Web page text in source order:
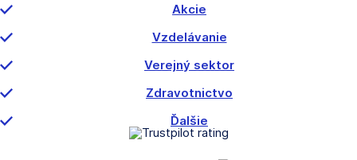
Akcie
Vzdelávanie
Verejný sektor
Zdravotnictvo
Ďalšie